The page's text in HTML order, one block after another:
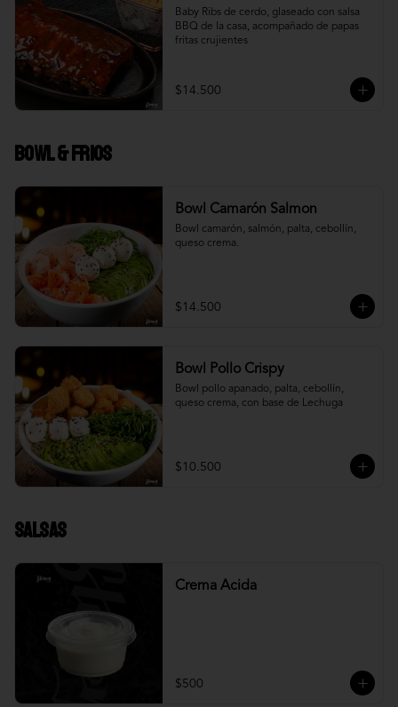
Baby Ribs de cerdo, glaseado con salsa
BBQ de la casa, acompañado de papas
fritas crujientes
$14.500
Bowl & frios
Bowl Camarón Salmon
Bowl camarón, salmón, palta, cebollín,
queso crema.
$14.500
Bowl Pollo Crispy
Bowl pollo apanado, palta, cebollín,
queso crema, con base de Lechuga
$10.500
Salsas
Crema Acida
$500